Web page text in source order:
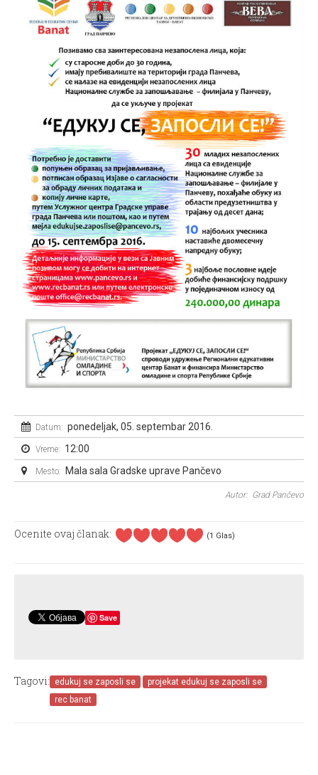
Datum: ponedeljak, 05. septembar 2016.
Vreme: 12:00
Mesto: Mala sala Gradske uprave Pančevo
Autor: Grad Pančevo
Ocenite ovaj članak: (1 Glas)
Save
Tagovi: edukuj se zaposli se
projekat edukuj se zaposli se
rec banat